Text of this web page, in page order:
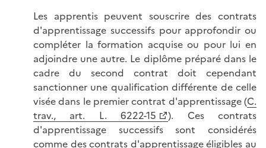
Les apprentis peuvent souscrire des contrats
d'apprentissage successifs pour approfondir ou
compléter la formation acquise ou pour lui en
adjoindre une autre. Le diplôme préparé dans le
cadre du second contrat doit cependant
sanctionner une qualification différente de celle
visée dans le premier contrat d'apprentissage (C.
trav., art. L. 6222-15
). Ces contrats
d'apprentissage successifs sont considérés
comme des contrats d'apprentissage éligibles au